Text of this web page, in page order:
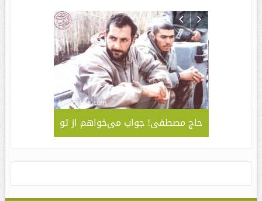
جلوه
سبک و
حاج مصطفی! جواب می‌خواهم از تو
مهدی ” /
مراسم